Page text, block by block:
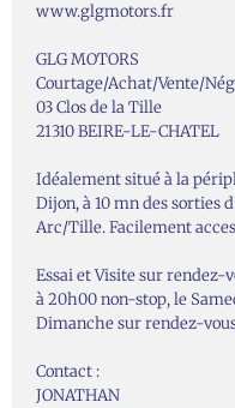
www.glgmotors.fr
GLG MOTORS
Courtage/Achat/Vente/
03 Clos de la Tille
21310 BEIRE-LE-CHATEL
Idéalement situé à la
Dijon, à 10 mn des sorties
Arc/Tille. Facilement
Essai et Visite sur rendez-
à 20h00 non-stop, le
Dimanche sur rendez-
Contact :
JONATHAN